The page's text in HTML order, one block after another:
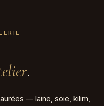
.
— laine, soie, kilim,